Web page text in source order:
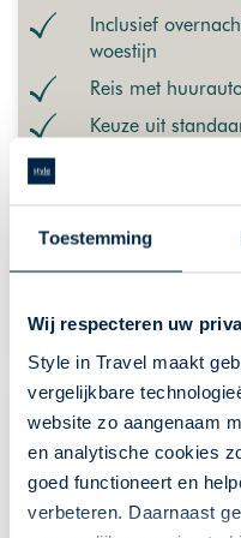
Toestemming
Wij respecteren uw
Style in Travel maakt
vergelijkbare
website zo aangenaam
en analytische cookies
goed functioneert en
verbeteren. Daarnaast
Inclusief
woestijn
Reis met
Keuze uit
De getoonde prijs is ter
ons op.